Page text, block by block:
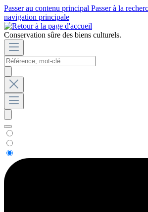
Passer au contenu principal Passer à la
navigation principale
Conservation sûre des biens culturels.